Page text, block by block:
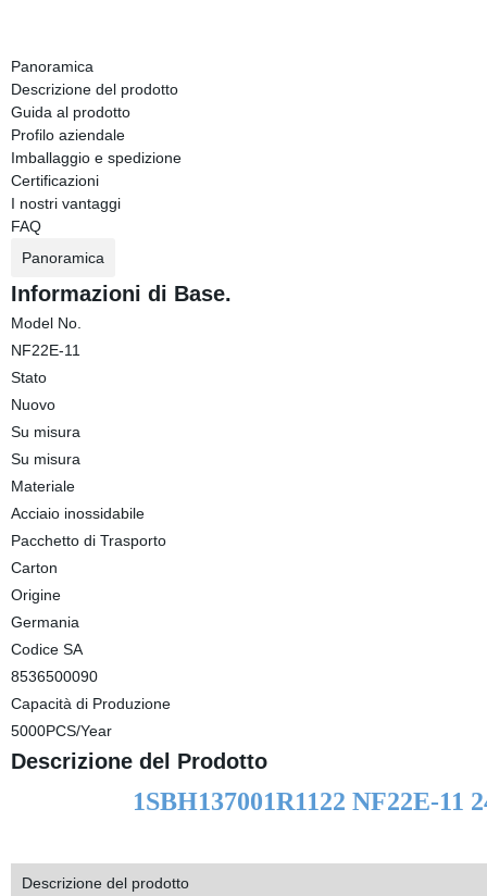
Panoramica
Descrizione del prodotto
Guida al prodotto
Profilo aziendale
Imballaggio e spedizione
Certificazioni
I nostri vantaggi
FAQ
Panoramica
Informazioni di Base.
Model No.
NF22E-11
Stato
Nuovo
Su misura
Su misura
Materiale
Acciaio inossidabile
Pacchetto di Trasporto
Carton
Origine
Germania
Codice SA
8536500090
Capacità di Produzione
5000PCS/Year
Descrizione del Prodotto
1SBH137001R1122 NF22E-
Descrizione del prodotto